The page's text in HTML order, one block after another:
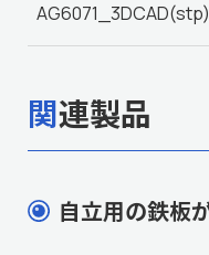
AG6071_3DCAD(stp)
関連製品
自立用の鉄板